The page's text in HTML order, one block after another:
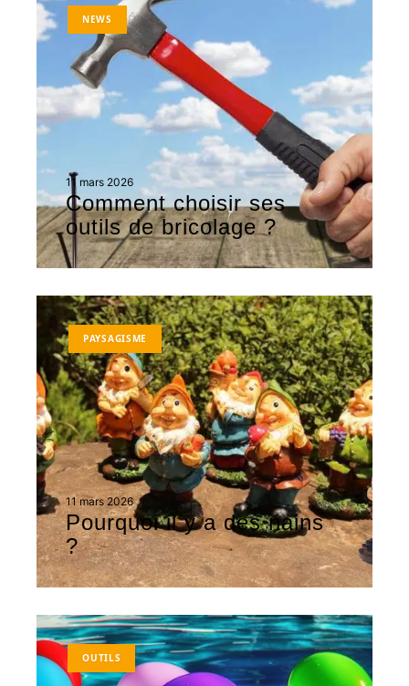
NEWS
11 mars 2026
Comment choisir ses
outils de bricolage ?
PAYSAGISME
11 mars 2026
Pourquoi il y a des nains
?
OUTILS